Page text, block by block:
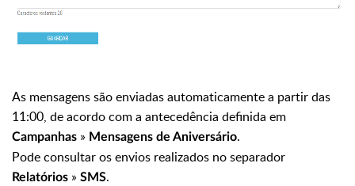
As mensagens são enviadas automaticamente a partir das
11:00, de acordo com a antecedência definida em
Campanhas » Mensagens de Aniversário.
Pode consultar os envios realizados no separador
Relatórios » SMS.